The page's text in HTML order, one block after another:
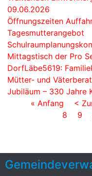
09.06.2026
Öffnungszeiten
Tagesmutterangebot
Mittagstisch der Pro
DorfLäbe5619:
Mütter- und
Jubiläum – 330 Jahre
Erste
« Anfang
Seite
<
Page
8 9